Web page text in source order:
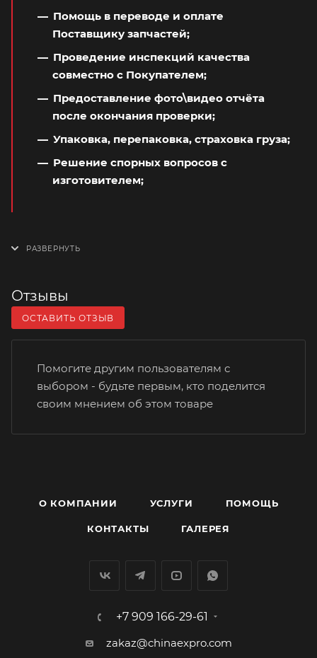
Помощь в переводе и оплате
Поставщику запчастей;
Проведение инспекций качества
совместно с Покупателем;
Предоставление фото\видео отчёта
после окончания проверки;
Упаковка, перепаковка, страховка груза;
Решение спорных вопросов с
изготовителем;
Отзывы
ОСТАВИТЬ ОТЗЫВ
Помогите другим пользователям с
выбором - будьте первым, кто поделится
своим мнением об этом товаре
О КОМПАНИИ УСЛУГИ ПОМОЩЬ
КОНТАКТЫ ГАЛЕРЕЯ
+7 909 166-29-61
zakaz@chinaexpro.com